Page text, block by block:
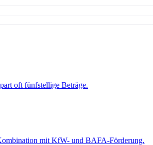
oft fünfstellige Beträge.
mit KfW- und BAFA-Förderung.